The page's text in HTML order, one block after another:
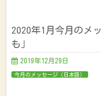
2020年1月今月のメ
も」
2019年12月29日
今月のメッセージ（日本語）
「私た